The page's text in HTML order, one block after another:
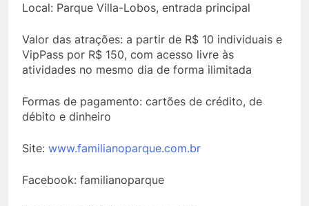
Local: Parque Villa-Lobos, entrada principal
Valor das atrações: a partir de R$ 10 individuais e
VipPass por R$ 150, com acesso livre às
atividades no mesmo dia de forma ilimitada
Formas de pagamento: cartões de crédito, de
débito e dinheiro
Site: www.familianoparque.com.br
Facebook: familianoparque